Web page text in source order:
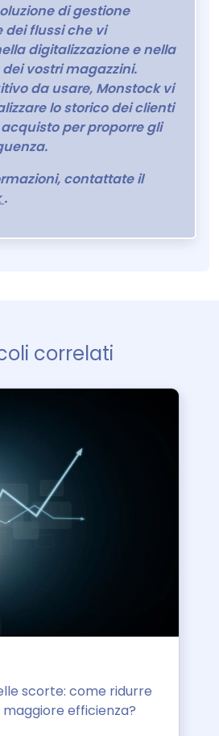
di gestione
dei flussi che vi
digitalizzazione e nella
vostri magazzini.
da usare, Monstock vi
lo storico dei clienti
per proporre gli
contattate il
.
correlati
scorte: come ridurre
efficienza?